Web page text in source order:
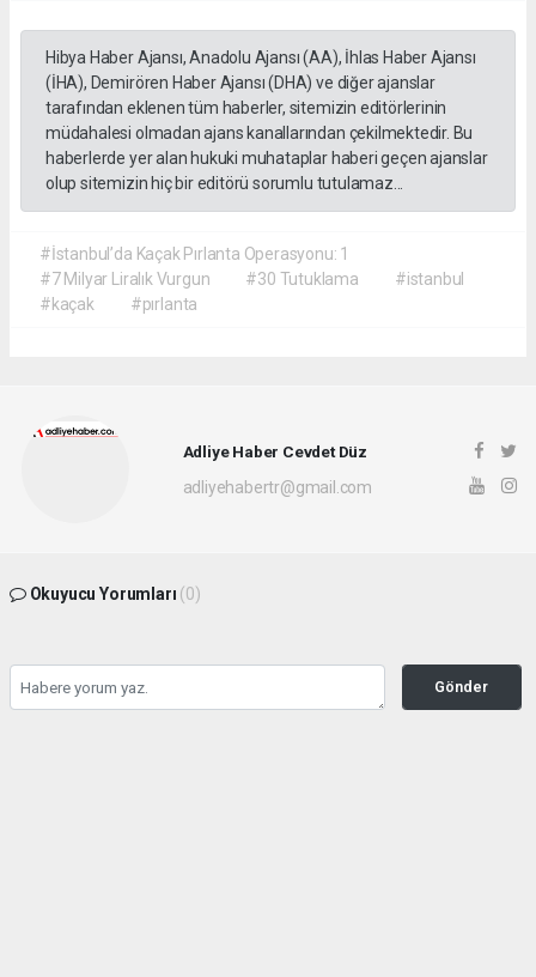
Hibya Haber Ajansı, Anadolu Ajansı (AA), İhlas Haber Ajansı
(İHA), Demirören Haber Ajansı (DHA) ve diğer ajanslar
tarafından eklenen tüm haberler, sitemizin editörlerinin
müdahalesi olmadan ajans kanallarından çekilmektedir. Bu
haberlerde yer alan hukuki muhataplar haberi geçen ajanslar
olup sitemizin hiç bir editörü sorumlu tutulamaz...
#İstanbul’da Kaçak Pırlanta Operasyonu: 1
#7 Milyar Liralık Vurgun
#30 Tutuklama
#istanbul
#kaçak
#pırlanta
Adliye Haber Cevdet Düz
adliyehabertr@gmail.com
Okuyucu Yorumları (0)
Gönder